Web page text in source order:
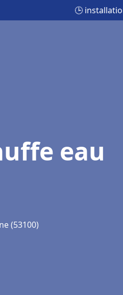
🕒
eau
(53100)